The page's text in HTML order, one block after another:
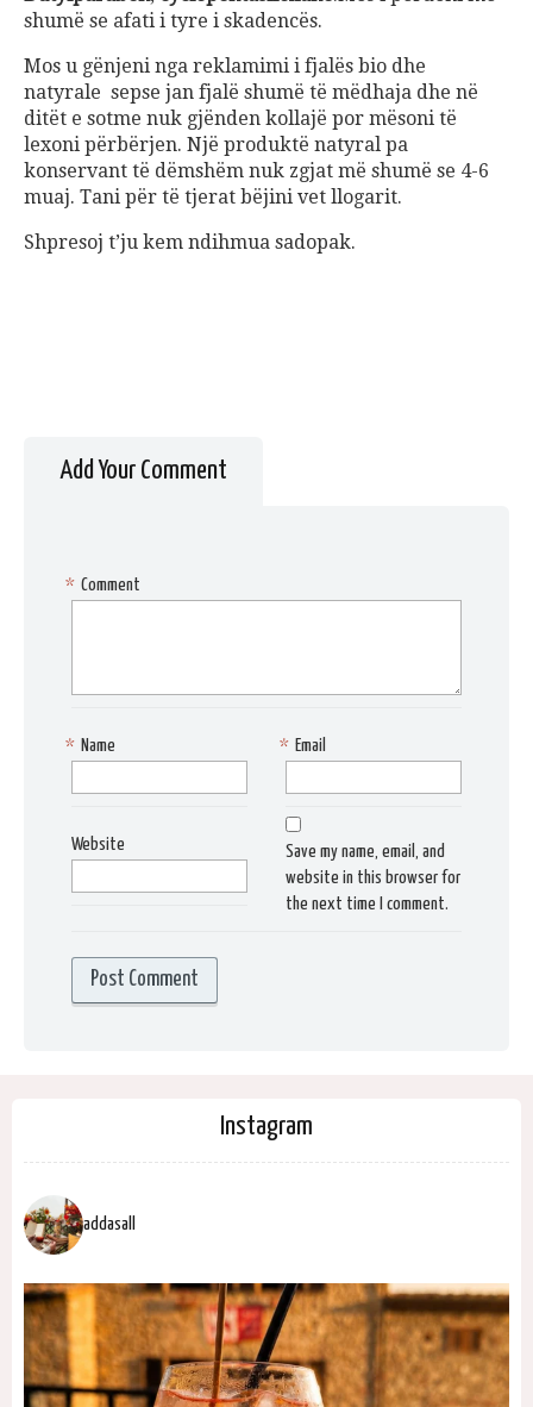
shumë se afati i tyre i skadencës.
Mos u gënjeni nga reklamimi i fjalës bio dhe
natyrale sepse jan fjalë shumë të mëdhaja dhe në
ditët e sotme nuk gjënden kollajë por mësoni të
lexoni përbërjen. Një produktë natyral pa
konservant të dëmshëm nuk zgjat më shumë se 4-6
muaj. Tani për të tjerat bëjini vet llogarit.
Shpresoj t’ju kem ndihmua sadopak.
Add Your Comment
Comment
*
Name
* Email
*
Website
Save my name, email, and
website in this browser for
the next time I comment.
Instagram
addasall